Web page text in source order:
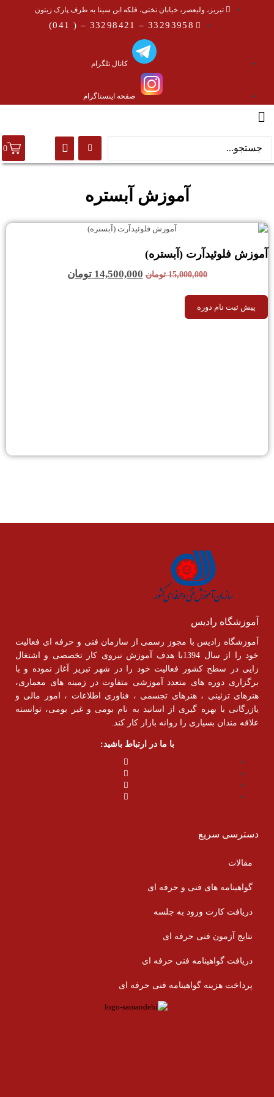
تبریز، ولیعصر، خیابان تختی، فلکه ابن سینا به طرف پارک زیتون
33293958 – 33298421 – ( 041)
کانال تلگرام
صفحه اینستاگرام
0
آموزش آبستره
آموزش فلوئیدآرت (آبستره)
15,000,000 تومان 14,500,000 تومان
پیش ثبت نام دوره
آموزشگاه رادیس
آموزشگاه رادیس با مجوز رسمی از سازمان فنی و حرفه ای فعالیت
خود را از سال 1394با هدف آموزش نیروی کار تخصصی و اشتغال
زایی در سطح کشور فعالیت خود را در شهر تبریز آغاز نموده و با
برگزاری دوره های متعدد آموزشی متفاوت در زمینه های معماری،
هنرهای تزئینی ، هنرهای تجسمی ، فناوری اطلاعات ، امور مالی و
یازرگانی با بهره گیری از اساتید به نام بومی و غیر بومی، توانسته
علاقه مندان بسیاری را روانه بازار کار کند.
با ما در ارتباط باشید:
دسترسی سریع
مقالات
گواهینامه های فنی و حرفه ای
دریافت کارت ورود به جلسه
نتایج آزمون فنی حرفه ای
دریافت گواهینامه فنی حرفه ای
پرداخت هزینه گواهینامه فنی حرفه ای